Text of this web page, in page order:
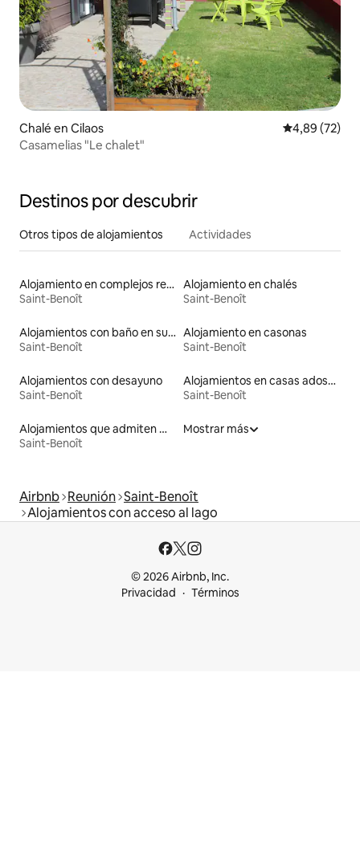
Chalé en Cilaos Calificación
4,89 (72)
Casamelias "Le chalet"
Destinos por descubrir
Otros tipos de alojamientos Actividades
Alojamiento en complejos residenciales
Saint-Benoît
Alojamiento en chalés
Saint-Benoît
Alojamientos con baño en suite
Saint-Benoît
Alojamiento en casonas
Saint-Benoît
Alojamientos con desayuno
Saint-Benoît
Alojamientos en casas adosadas
Saint-Benoît
Alojamientos que admiten mascotas
Saint-Benoît
Mostrar más
Airbnb Reunión Saint-Benoît
Alojamientos con acceso al lago
© 2026 Airbnb, Inc.
Privacidad
Términos